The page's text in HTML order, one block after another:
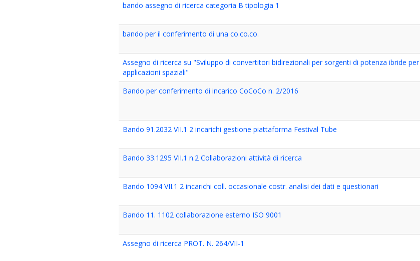
bando assegno di ricerca categoria B tipologia 1
bando per il conferimento di una co.co.co.
Assegno di ricerca su "Sviluppo di convertitori bidirezionali per sorgenti di potenza ibride per
applicazioni spaziali"
Bando per conferimento di incarico CoCoCo n. 2/2016
Bando 91.2032 VII.1 2 incarichi gestione piattaforma Festival Tube
Bando 33.1295 VII.1 n.2 Collaborazioni attività di ricerca
Bando 1094 VII.1 2 incarichi coll. occasionale costr. analisi dei dati e questionari
Bando 11. 1102 collaborazione esterno ISO 9001
Assegno di ricerca PROT. N. 264/VII-1